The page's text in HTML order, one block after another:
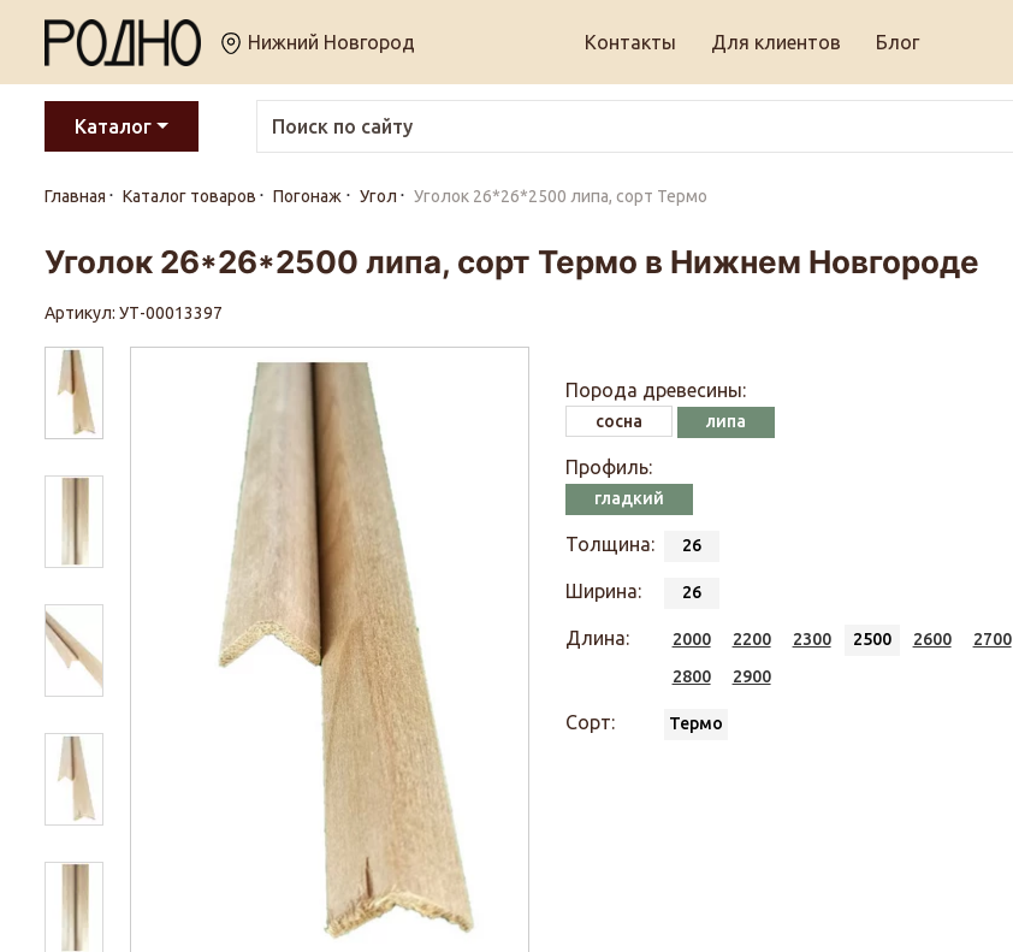
Нижний Новгород Контакты Для клиентов Блог
Каталог
Главная Каталог товаров Погонаж Угол Уголок 26*26*2500 липа, сорт Термо
Уголок 26*26*2500 липа, сорт Термо в Нижнем Новгороде
Артикул: УТ-00013397
Порода древесины:
сосна липа
Профиль:
гладкий
Толщина: 26
Ширина: 26
Длина: 2000 2200 2300 2500 2600
2700
2800
2900
Сорт: Термо